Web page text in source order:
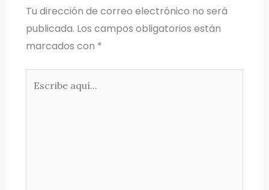
Tu dirección de correo electrónico no será
publicada. Los campos obligatorios están
marcados con *